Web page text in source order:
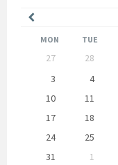
précédent
MON TUE
calendar
27 28
3
4
10
11
17
18
24
25
31
1